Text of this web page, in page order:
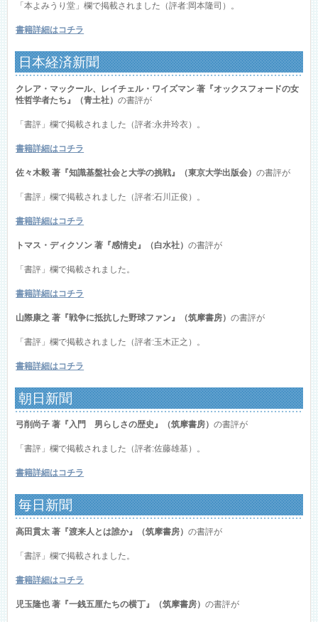
「本よみうり堂」欄で掲載されました（評者:岡本隆司）。
書籍詳細はコチラ
日本経済新聞
クレア・マックール、レイチェル・ワイズマン 著『オックスフォードの女
性哲学者たち』（青土社）の書評が
「書評」欄で掲載されました（評者:永井玲衣）。
書籍詳細はコチラ
佐々木毅 著『知識基盤社会と大学の挑戦』（東京大学出版会）の書評が
「書評」欄で掲載されました（評者:石川正俊）。
書籍詳細はコチラ
トマス・ディクソン 著『感情史』（白水社）の書評が
「書評」欄で掲載されました。
書籍詳細はコチラ
山際康之 著『戦争に抵抗した野球ファン』（筑摩書房）の書評が
「書評」欄で掲載されました（評者:玉木正之）。
書籍詳細はコチラ
朝日新聞
弓削尚子 著『入門 男らしさの歴史』（筑摩書房）の書評が
「書評」欄で掲載されました（評者:佐藤雄基）。
書籍詳細はコチラ
毎日新聞
高田貫太 著『渡来人とは誰か』（筑摩書房）の書評が
「書評」欄で掲載されました。
書籍詳細はコチラ
児玉隆也 著『一銭五厘たちの横丁』（筑摩書房）の書評が